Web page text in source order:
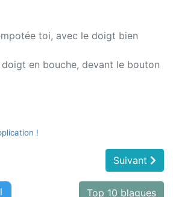
toi, avec le doigt bien
en bouche, devant le bouton
!
Suivant
Top 10 blagues